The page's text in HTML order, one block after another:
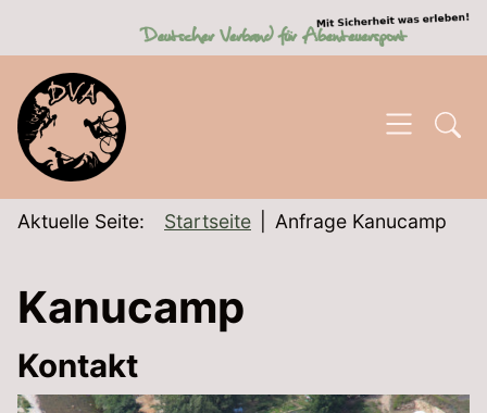
SKIP TO MAIN CONTENT
Aktuelle Seite: Startseite Anfrage Kanucamp
Kanucamp
Kontakt